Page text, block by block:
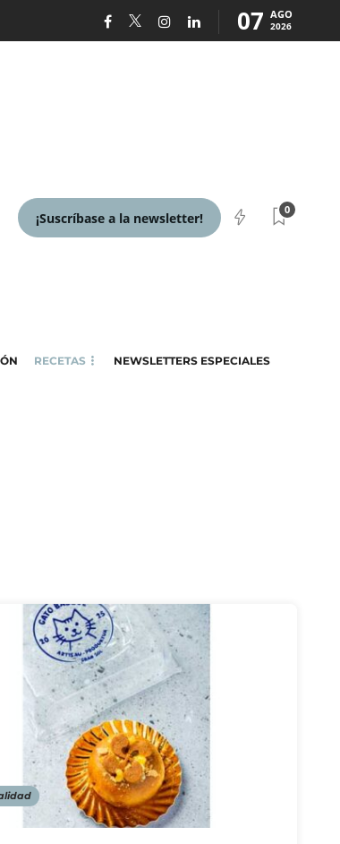
07 AGO
2026
¡Suscríbase a la newsletter!
0
RECETAS NEWSLETTERS ESPECIALES